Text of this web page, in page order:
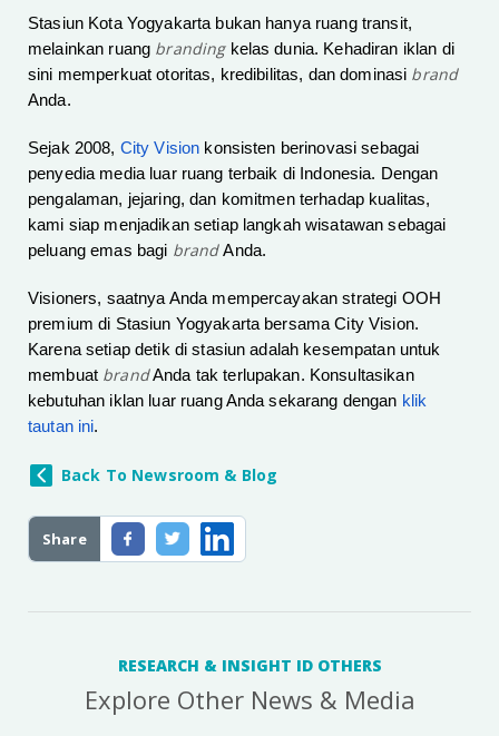
Share
Stasiun Kota Yogyakarta bukan hanya ruang transit,
melainkan ruang brandingkelas dunia. Kehadiran iklan di
sini memperkuat otoritas, kredibilitas, dan dominasi brand
Anda.
Sejak 2008, City Vision konsisten berinovasi sebagai
penyedia media luar ruang terbaik di Indonesia. Dengan
pengalaman, jejaring, dan komitmen terhadap kualitas,
kami siap menjadikan setiap langkah wisatawan sebagai
peluang emas bagi brandAnda.
Visioners, saatnya Anda mempercayakan strategi OOH
premium di Stasiun Yogyakarta bersama City Vision.
Karena setiap detik di stasiun adalah kesempatan untuk
membuat brandAnda tak terlupakan. Konsultasikan
kebutuhan iklan luar ruang Anda sekarang dengan klik
tautan ini.
Back To Newsroom & Blog
RESEARCH & INSIGHT ID OTHERS
Explore Other News & Media